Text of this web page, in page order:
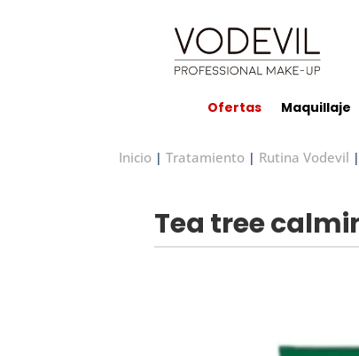
Ofertas Maquillaje
Inicio |Tratamiento | Rutina Vodevil |
Tea tree